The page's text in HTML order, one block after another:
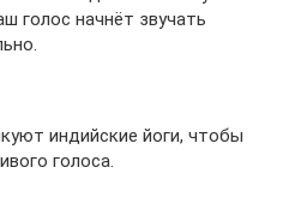
голос начнёт звучать
индийские йоги, чтобы
голоса.